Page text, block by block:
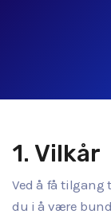
1. Vilkår
Ved å få
du i å være